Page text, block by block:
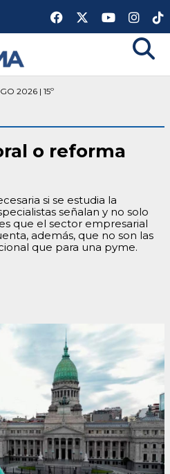
2026 | 15º
o reforma
si se estudia la
señalan y no solo
que el sector empresarial
además, que no son las
que para una pyme.